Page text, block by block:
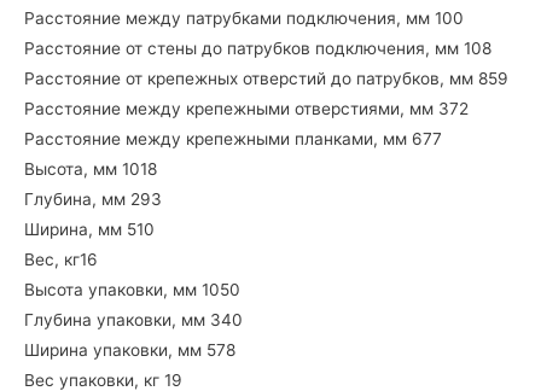
Расстояние между патрубками подключения, мм 100
Расстояние от стены до патрубков подключения, мм 108
Расстояние от крепежных отверстий до патрубков, мм 859
Расстояние между крепежными отверстиями, мм 372
Расстояние между крепежными планками, мм 677
Высота, мм 1018
Глубина, мм 293
Ширина, мм 510
Вес, кг16
Высота упаковки, мм 1050
Глубина упаковки, мм 340
Ширина упаковки, мм 578
Вес упаковки, кг 19